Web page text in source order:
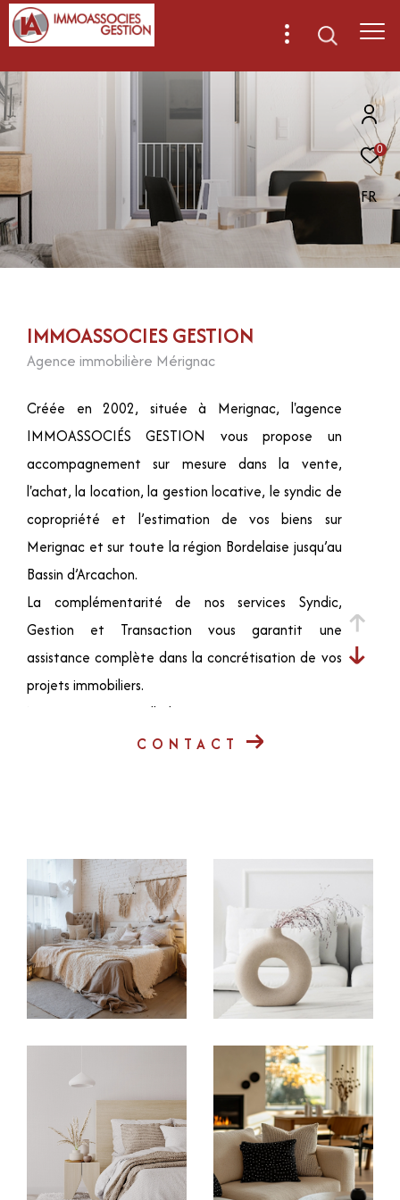
0
FR
IMMOASSOCIES GESTION
Agence immobilière Mérignac
Créée en 2002, située à Merignac, l'agence
IMMOASSOCIÉS GESTION vous propose un
accompagnement sur mesure dans la vente,
l'achat, la location, la gestion locative, le syndic de
copropriété et l’estimation de vos biens sur
Merignac et sur toute la région Bordelaise jusqu’au
Bassin d’Arcachon.
La complémentarité de nos services Syndic,
Gestion et Transaction vous garantit une
assistance complète dans la concrétisation de vos
projets immobiliers.
Notre agence à taille humaine, se caractérise par
une équipe à l'écoute, dynamique et disponible.
gnac,IMMOASSOCIÉS GESTION accompagne
vendeurs et acquéreurs dans tous leurs projets
immobiliers. Grâce à notre parfaite connaissance
du marché immobilier à Mérignac et dans la
métropole bordelaise, nous vous aidons à vendre
ou acheter un bien dans les meilleures conditions.
locatif ou résidence principale : notre équipe vous
conseille à chaque étape de votre projet
immobilier. Notre objectif est de vous proposer un
accompagnement personnalisé, réactif et
efficace afin de sécuriser votre transaction
CONTACT